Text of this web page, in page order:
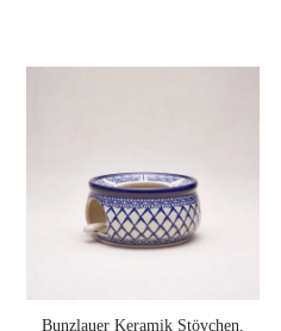
Bunzlauer Keramik Stövchen,